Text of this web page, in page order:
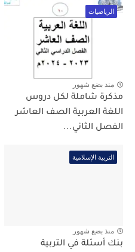
الرياضيات
منذ بضع شهور
مذكرة شاملة لكل دروس
اللغة العربية الصف العاشر
الفصل الثاني...
التربية الإسلامية
منذ بضع شهور
بنك أسئلة في التربية